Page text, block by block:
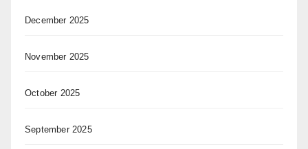
December 2025
November 2025
October 2025
September 2025